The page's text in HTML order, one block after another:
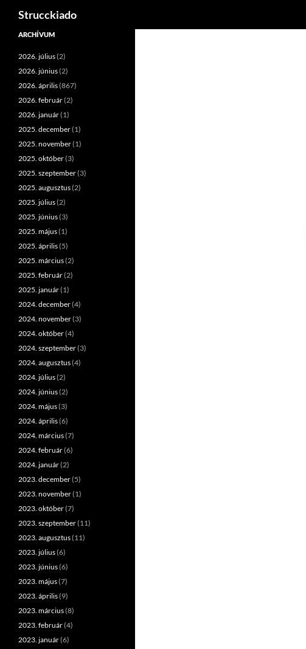
Tartalomhoz
Strucckiado
ARCHÍVUM
2026. július(2)
2026. június(2)
2026. április(867)
2026. február(2)
2026. január(1)
2025. december(1)
2025. november(1)
2025. október(3)
2025. szeptember(3)
2025. augusztus(2)
2025. július(2)
2025. június(3)
2025. május(1)
2025. április(5)
2025. március(2)
2025. február(2)
2025. január(1)
2024. december(4)
2024. november(3)
2024. október(4)
2024. szeptember(3)
2024. augusztus(4)
2024. július(2)
2024. június(2)
2024. május(3)
2024. április(6)
2024. március(7)
2024. február(6)
2024. január(2)
2023. december(5)
2023. november(1)
2023. október(7)
2023. szeptember(11)
2023. augusztus(11)
2023. július(6)
2023. június(6)
2023. május(7)
2023. április(9)
2023. március(8)
2023. február(4)
2023. január(6)